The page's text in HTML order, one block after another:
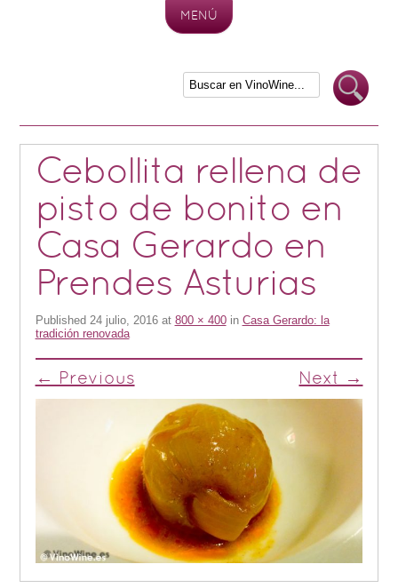
MENÚ
Cebollita rellena de
pisto de bonito en
Casa Gerardo en
Prendes Asturias
Published 24 julio, 2016at 800 × 400in Casa Gerardo: la
tradición renovada
← Previous Next →